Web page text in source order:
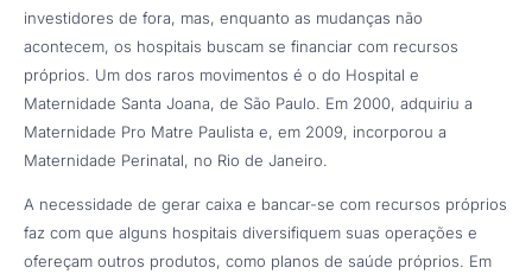
investidores de fora, mas, enquanto as mudanças não
acontecem, os hospitais buscam se financiar com recursos
próprios. Um dos raros movimentos é o do Hospital e
Maternidade Santa Joana, de São Paulo. Em 2000, adquiriu a
Maternidade Pro Matre Paulista e, em 2009, incorporou a
Maternidade Perinatal, no Rio de Janeiro.
A necessidade de gerar caixa e bancar-se com recursos próprios
faz com que alguns hospitais diversifiquem suas operações e
ofereçam outros produtos, como planos de saúde próprios. Em